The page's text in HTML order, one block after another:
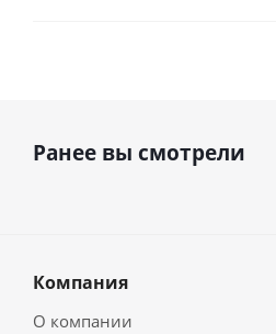
Ранее вы смотрели
Компания
О компании